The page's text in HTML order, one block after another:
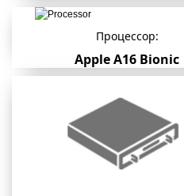
Процессор:
Apple A16 Bionic